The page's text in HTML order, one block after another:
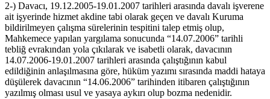
2-) Davacı, 19.12.2005-19.01.2007 tarihleri arasında davalı işverene
ait işyerinde hizmet akdine tabi olarak geçen ve davalı Kuruma
bildirilmeyen çalışma sürelerinin tespitini talep etmiş olup,
Mahkemece yapılan yargılama sonucunda “14.07.2006” tarihli
tebliğ evrakından yola çıkılarak ve isabetli olarak, davacının
14.07.2006-19.01.2007 tarihleri arasında çalıştığının kabul
edildiğinin anlaşılmasına göre, hüküm yazımı sırasında maddi hataya
düşülerek davacının “14.06.2006” tarihinden itibaren çalıştığının
yazılmış olması usul ve yasaya aykırı olup bozma nedenidir.